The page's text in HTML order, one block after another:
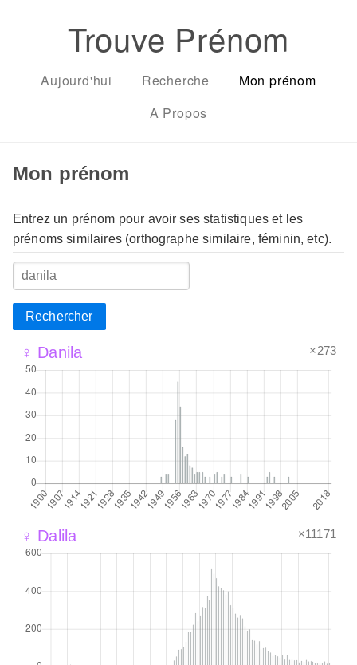
Trouve Prénom
Aujourd'hui Recherche
Mon prénom
A Propos
Mon prénom
Entrez un prénom pour avoir ses statistiques et les
prénoms similaires (orthographe similaire, féminin, etc).
Rechercher
♀ Danila ×273
♀ Dalila ×11171